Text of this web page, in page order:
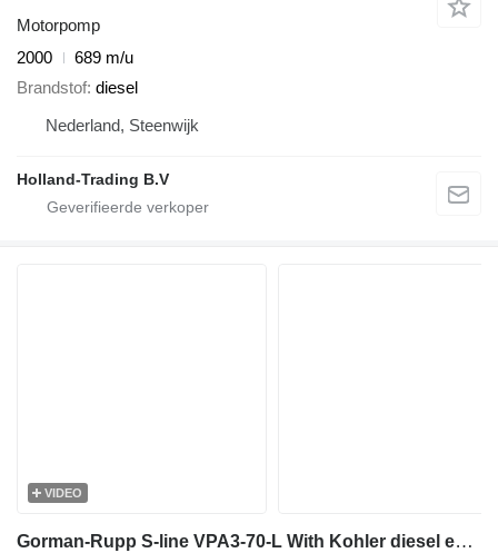
Motorpomp
2000
689 m/u
Brandstof diesel
Nederland, Steenwijk
Holland-Trading B.V
VIDEO
Gorman-Rupp S-line VPA3-70-L With Kohler diesel engine